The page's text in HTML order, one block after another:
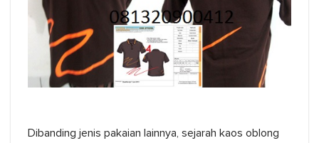
Dibanding jenis pakaian lainnya, sejarah kaos oblong